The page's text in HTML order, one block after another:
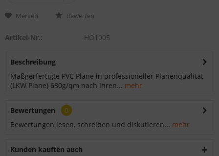
Merken Bewerten
Artikel-Nr.: HO1005
Beschreibung
Maßgerfertigte PVC Plane in professioneller Planenqualität
(LKW Plane) 680g/qm nach Ihren... mehr
Bewertungen
0
Bewertungen lesen, schreiben und diskutieren... mehr
Kunden kauften auch